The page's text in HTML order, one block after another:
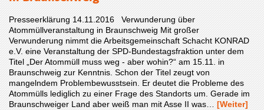
Presseerklärung 14.11.2016 Verwunderung über
Atommüllveranstaltung in Braunschweig Mit großer
Verwunderung nimmt die Arbeitsgemeinschaft Schacht KONRAD
e.V. eine Veranstaltung der SPD-Bundestagsfraktion unter dem
Titel „Der Atommüll muss weg - aber wohin?“ am 15.11. in
Braunschweig zur Kenntnis. Schon der Titel zeugt von
mangelndem Problembewusstsein. Er deutet die Probleme des
Atommülls lediglich zu einer Frage des Standorts um. Gerade im
Braunschweiger Land aber weiß man mit Asse II was… [Weiter]